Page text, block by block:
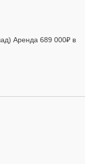
Аренда 689 000₽ в